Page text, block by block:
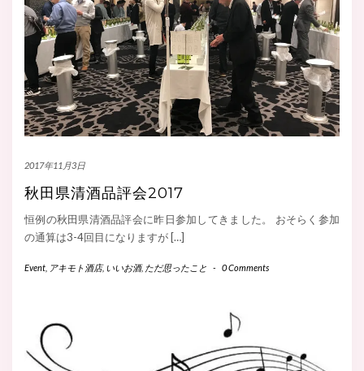
2017年11月3日
秋田県清酒品評会2017
恒例の秋田県清酒品評会に昨日参加してきました。 おそらく参加
の通算は3-4回目になりますが […]
Event アキモト酒店, いいお酒, ただ思ったこと - 0 Comments